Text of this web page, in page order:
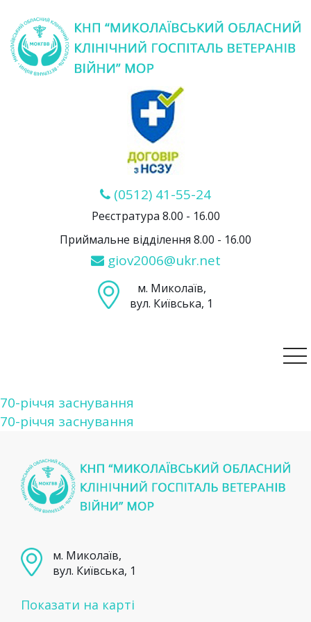
(0512) 41-55-24
Реєстратура 8.00 - 16.00
Приймальне відділення 8.00 - 16.00
giov2006@ukr.net
м. Миколаїв,
вул. Київська, 1
Навігація
записів
70-річчя заснування
70-річчя заснування
м. Миколаїв,
вул. Київська, 1
Показати на карті